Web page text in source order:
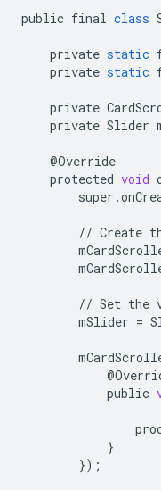
public final class
private static
private static
private
private Slider
@Override
protected void
super .
// Create
// Set the
mSlider =
@
public
}
});